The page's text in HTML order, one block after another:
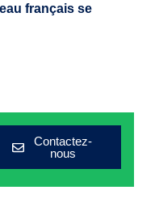
français se
Contactez-
nous